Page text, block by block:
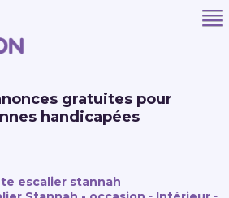
gratuites pour
handicapées
escalier stannah